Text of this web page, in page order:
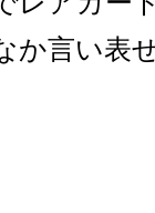
か言い表